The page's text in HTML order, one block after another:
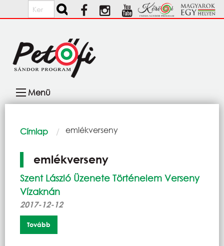
Ugrás a tartalomra
Keresés
navigáció
Menü
Morzsa
Címlap Current:
emlékverseny
emlékverseny
Szent László Üzenete Történelem Verseny
Vízaknán
2017-12-12
Tovább